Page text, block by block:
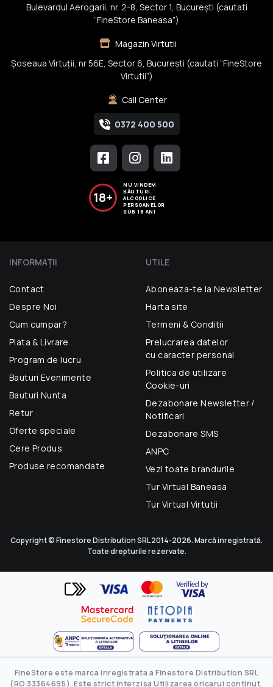
Bulevardul Aerogarii, nr. 2-8, Sector 1, Bucureşti (cautati
“FineStore Baneasa”)
Magazin Virtutii
Șoseaua Virtuții, nr 56E, Sector 6, București (cautati “FineStore
Virtutii”)
Call Center
0372 400 500
18+
NU VINDEM
BĂUTURI
ALCOOLICE
PERSOANELOR
SUB 18 ANI
INFORMAŢII
Contact
Despre Noi
Cum cumpar?
Plata & Livrare
Program de lucru
Bauturi Evenimente
Bauturi Nunta
Retur
Oferte speciale
Cere Produs
Produse recomandate
UTILE
Aboneaza-te la Newsletter
Harta site
Termeni & Conditii
Prelucrarea datelor
cu caracter personal
Politica de utilizare
Cookie-uri
Dezabonare Newsletter /
Notificari
Dezabonare SMS
ANPC
Vezi toate brandurile
Tur Virtual Baneasa
Tur Virtual Virtutii
Copyright © Finestore Distribution SRL 2014-2026. Marcă inregistrată.
Toate drepturile rezervate.
FineStore este marca inregistrata a Finestore Distribution SRL
(RO 33364695). Este strict interzisa Utilizarea oricarui continut,